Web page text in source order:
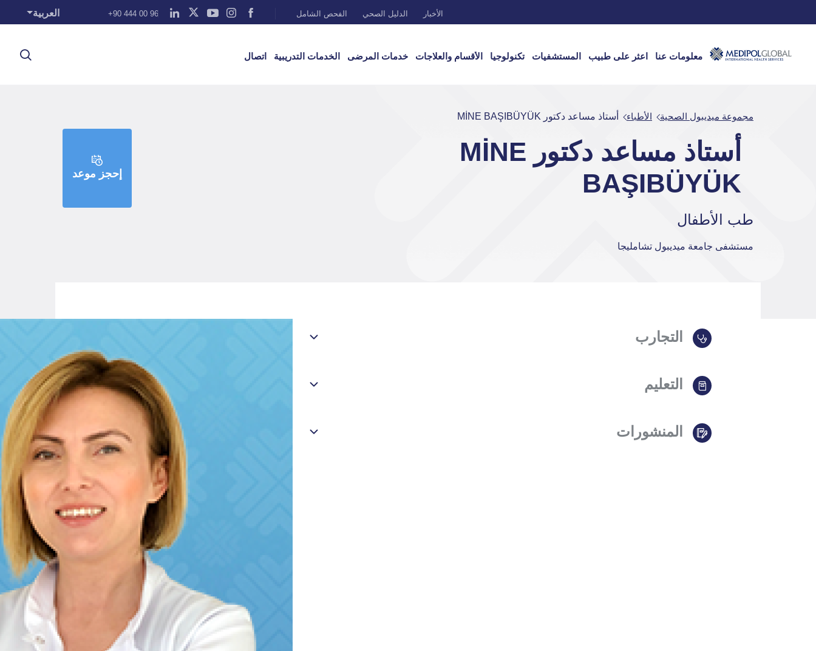
الأخبار الدليل الصحي الفحص الشامل +90 444 00 96 العربية
معلومات عنا اعثر على طبيب المستشفيات تكنولوجيا الأقسام والعلاجات خدمات المرضى الخدمات التدريبية اتصال
مجموعة ميديبول الصحية الأطباء أستاذ مساعد دكتور MİNE BAŞIBÜYÜK
أستاذ مساعد دكتور MİNE
BAŞIBÜYÜK
طب الأطفال
مستشفى جامعة ميديبول تشامليجا
إحجز موعد
التجارب
التعليم
المنشورات